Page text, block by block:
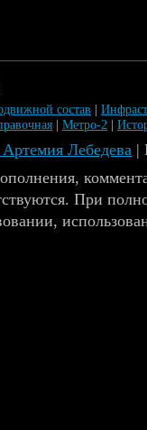
состав
Метро-2
Лебедева |
При